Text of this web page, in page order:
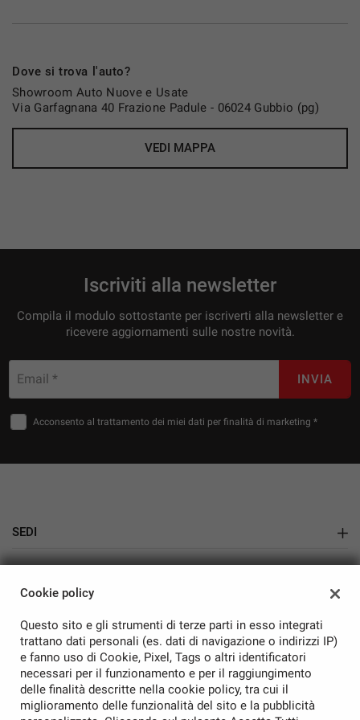
Comfort e tecnologia
Sistema di navigazione satellitare con display
touchscreen
Bluetooth , presa AUX e USB
Apple carplay Android Auto
Computer di bordo con display multifunzione
Seat Drive Profile con selettore Driving Experience
multicolor
Sensori parcheggio
Telecamera
Tetto panoramico apribile
Esterni e dettagli premium
Cromature esterne
Punti di forza della SEAT Ateca XCELLENCE 2.0 TDI 190
CV 4DRIVE
SUV premium 4x4con trazione integrale 4DRIVE per
sicurezza su ogni percorso
Dove si trova l'auto?
Showroom Auto Nuove e Usate
Via Garfagnana 40 Frazione Padule - 06024 Gubbio (pg)
VEDI MAPPA
Iscriviti alla newsletter
Compila il modulo sottostante per iscriverti alla newsletter e
ricevere aggiornamenti sulle nostre novità.
Email * INVIA
Acconsento al trattamento dei miei dati per finalità di marketing *
SEDI
Showroom Auto Nuove e Usate
Contatti
Cookie policy
Questo sito e gli strumenti di terze parti in esso integrati
trattano dati personali (es. dati di navigazione o indirizzi IP)
e fanno uso di Cookie, Pixel, Tags o altri identificatori
necessari per il funzionamento e per il raggiungimento
delle finalità descritte nella cookie policy, tra cui il
miglioramento delle funzionalità del sito e la pubblicità